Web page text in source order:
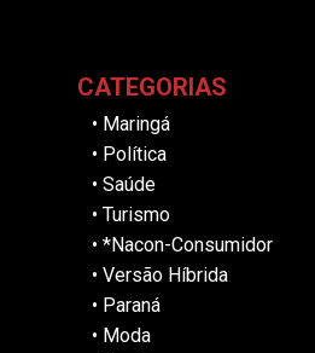
CATEGORIAS
• Maringá
• Política
• Saúde
• Turismo
• *Nacon-Consumidor
• Versão Híbrida
• Paraná
• Moda